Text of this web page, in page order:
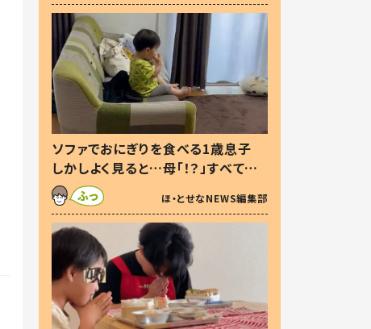
ソファでおにぎりを食べる1歳息子
しかしよく見ると…母「！？」すべてを
察した母の投稿に「可愛いから許
す！」「現行犯〜」
ほ・とせなNEWS編集部